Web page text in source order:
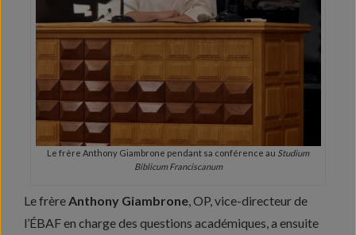
Le frère Anthony Giambrone pendant sa conférence au Studium
Biblicum Franciscanum
Le frèreAnthony Giambrone, OP, vice-directeur de
l’ÉBAF en charge des questions académiques, a ensuite